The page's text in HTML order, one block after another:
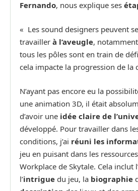
Fernando, nous explique ses
« Les sound designers peuvent
travailler à l’aveugle,
tous les pôles sont en train de
cela impacte la progression de la
N’ayant pas encore eu la
une animation 3D, il était
d’avoir une idée claire de
développé. Pour travailler dans
conditions, j’ai réuni les
jeu en puisant dans les
Workplace de Skytale. Cela inclut
l’intrigue du jeu, la biographie